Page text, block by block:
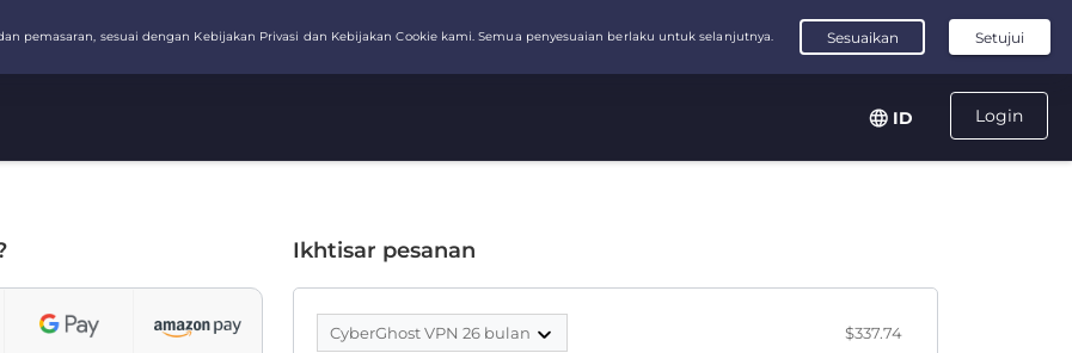
Login
ID
Ikhtisar pesanan
CyberGhost VPN 26 bulan $337.74